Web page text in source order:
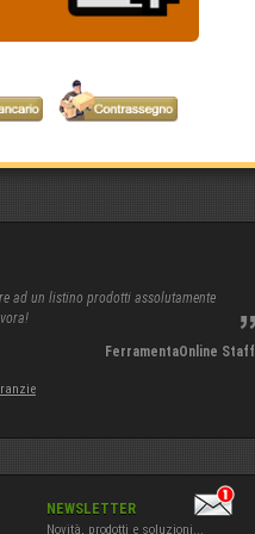
ad un listino prodotti assolutamente
FerramentaOnline Staff
NEWSLETTER
Novità, prodotti e soluzioni...